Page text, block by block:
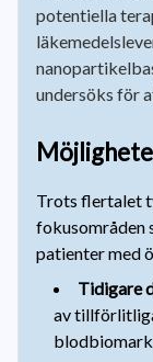
potentiella
undersöks för
Trots flertalet
fokusområden
patienter med
Tidigare
av